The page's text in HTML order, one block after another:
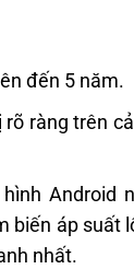
đến 5 năm.
ràng trên
Android
áp suất
nhất.